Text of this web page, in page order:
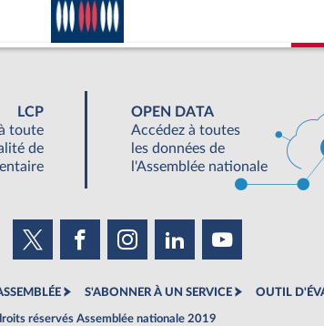
LCP
toute
de
OPEN DATA
Accédez à toutes
les données de
l'Assemblée nationale
S'ABONNER À UN SERVICE OUTIL
réservés Assemblée nationale 2019